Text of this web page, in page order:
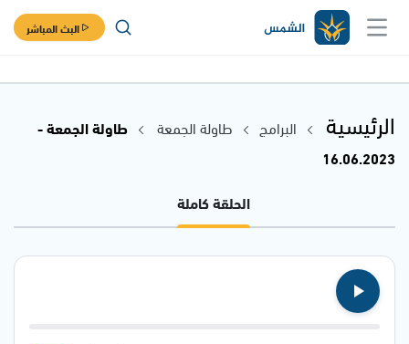
البث المباشر
الرئيسية البرامج طاولة الجمعة
طاولة الجمعة -
16.06.2023
الحلقة كاملة